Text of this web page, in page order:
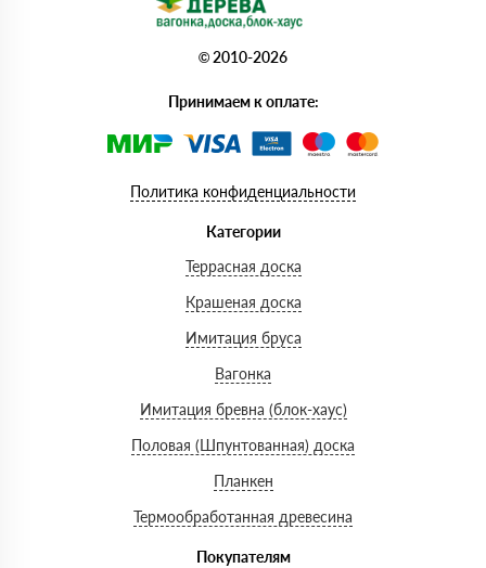
© 2010-2026
Принимаем к оплате:
Политика конфиденциальности
Категории
Террасная доска
Крашеная доска
Имитация бруса
Вагонка
Имитация бревна (блок-хаус)
Половая (Шпунтованная) доска
Планкен
Термообработанная древесина
Покупателям